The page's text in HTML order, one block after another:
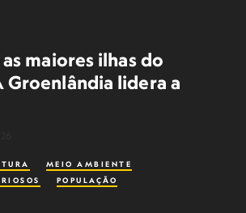
maiores ilhas do
Groenlândia lidera a
MEIO AMBIENTE
POPULAÇÃO